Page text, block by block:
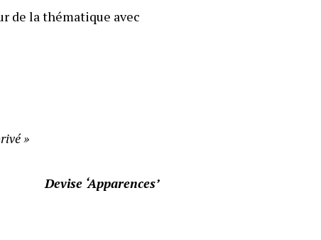
de la thématique avec
»
Devise ‘Apparences’